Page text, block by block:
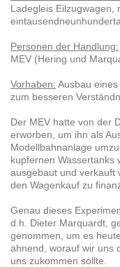
Ladegleis Eilzugwagen,
Personen der Handlung:
MEV (Hering und
Vorhaben: Ausbau
zum besseren
Der MEV hatte von der
erworben, um ihn als
Modellbahnanlage
kupfernen Wassertanks
ausgebaut und verkauft
den Wagenkauf zu
Genau dieses
d.h. Dieter Marquardt,
genommen, um es
ahnend, worauf wir uns
uns zukommen sollte.